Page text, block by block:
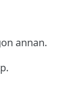
annan.